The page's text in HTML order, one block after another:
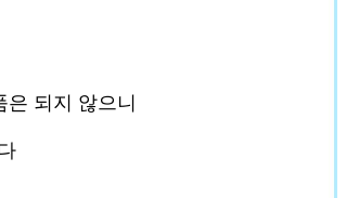
되지 않으니